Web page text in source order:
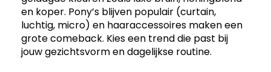
en koper. Pony’s blijven populair (curtain,
luchtig, micro) en haaraccessoires maken een
grote comeback. Kies een trend die past bij
jouw gezichtsvorm en dagelijkse routine.